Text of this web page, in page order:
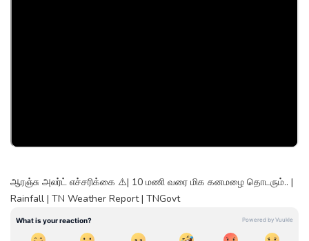
ஆரஞ்சு அலர்ட் எச்சரிக்கை ⚠️| 10 மணி வரை மிக கனமழை தொடரும்.. |
Rainfall | TN Weather Report | TNGovt